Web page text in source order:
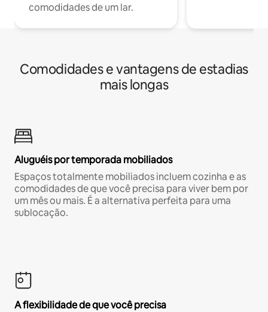
comodidades de um lar.
Comodidades e vantagens de estadias
mais longas
Aluguéis por temporada mobiliados
Espaços totalmente mobiliados incluem cozinha e as
comodidades de que você precisa para viver bem por
um mês ou mais. É a alternativa perfeita para uma
sublocação.
A flexibilidade de que você precisa